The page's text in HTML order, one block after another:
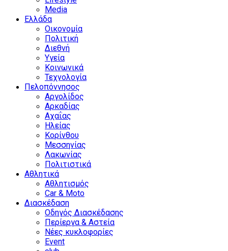
Media
Ελλάδα
Οικονομία
Πολιτική
Διεθνή
Υγεία
Κοινωνικά
Τεχνολογία
Πελοπόννησος
Αργολίδος
Αρκαδίας
Αχαΐας
Ηλείας
Κορίνθου
Μεσσηνίας
Λακωνίας
Πολιτιστικά
Αθλητικά
Αθλητισμός
Car & Moto
Διασκέδαση
Οδηγός Διασκέδασης
Περίεργα & Αστεία
Νέες κυκλοφορίες
Event